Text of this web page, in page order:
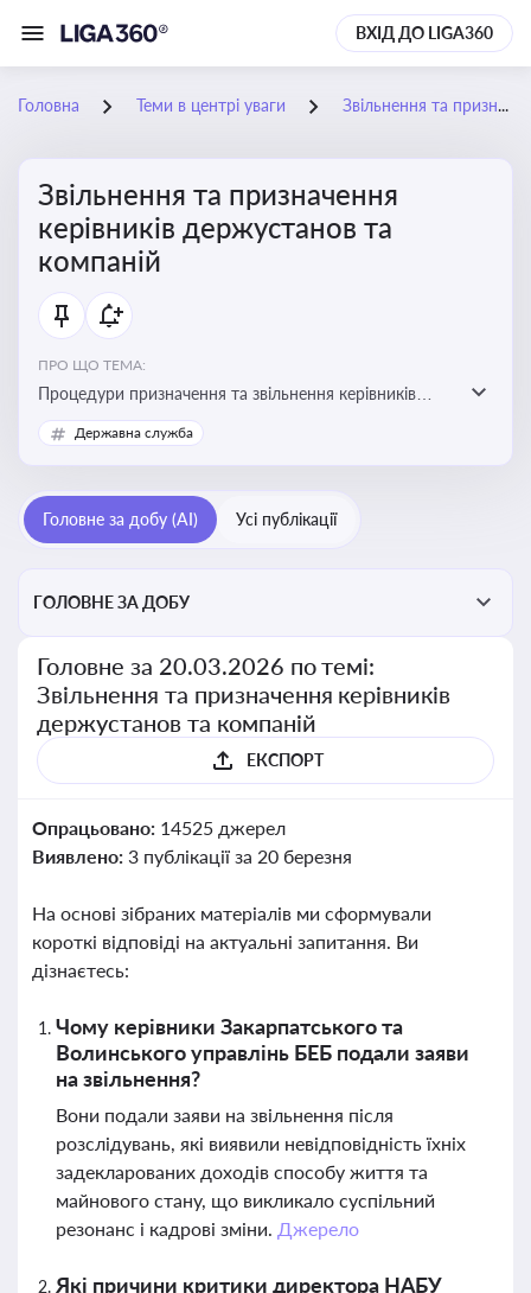
ВХІД ДО LIGA360
Головна Теми в центрі уваги Звільнення та призначення керівників держустанов та компаній
Звільнення та призначення
керівників держустанов та
компаній
ПРО ЩО ТЕМА:
Процедури призначення та звільнення керівників
установ та підприємств
Державна служба
Головне за добу (AI) Усі публікації
ГОЛОВНЕ ЗА ДОБУ
Головне за 20.03.2026 по темі:
Звільнення та призначення керівників
держустанов та компаній
ЕКСПОРТ
Опрацьовано: 14525 джерел
Виявлено: 3 публікації за 20 березня
На основі зібраних матеріалів ми сформували
короткі відповіді на актуальні запитання. Ви
дізнаєтесь:
Чому керівники Закарпатського та
Волинського управлінь БЕБ подали заяви
на звільнення?
Вони подали заяви на звільнення після
розслідувань, які виявили невідповідність їхніх
задекларованих доходів способу життя та
майнового стану, що викликало суспільний
резонанс і кадрові зміни. Джерело
Які причини критики директора НАБУ